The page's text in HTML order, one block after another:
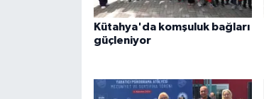
Kütahya'da komşuluk bağları
güçleniyor